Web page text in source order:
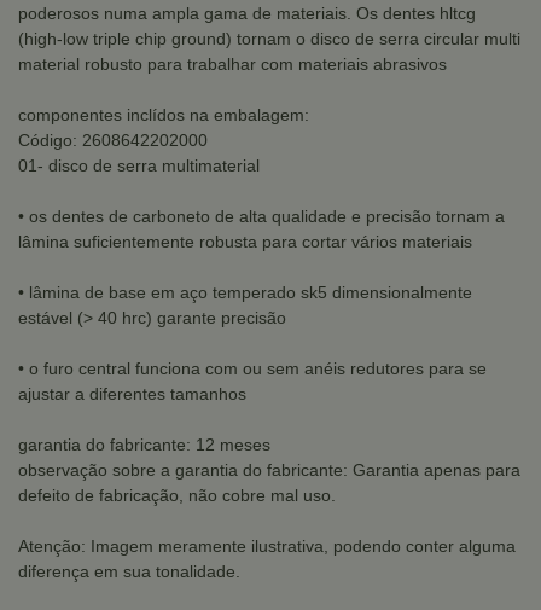
poderosos numa ampla gama de materiais. Os dentes hltcg
(high-low triple chip ground) tornam o disco de serra circular multi
material robusto para trabalhar com materiais abrasivos
componentes inclídos na embalagem:
Código: 2608642202000
01- disco de serra multimaterial
• os dentes de carboneto de alta qualidade e precisão tornam a
lâmina suficientemente robusta para cortar vários materiais
• lâmina de base em aço temperado sk5 dimensionalmente
estável (> 40 hrc) garante precisão
• o furo central funciona com ou sem anéis redutores para se
ajustar a diferentes tamanhos
garantia do fabricante: 12 meses
observação sobre a garantia do fabricante: Garantia apenas para
defeito de fabricação, não cobre mal uso.
Atenção: Imagem meramente ilustrativa, podendo conter alguma
diferença em sua tonalidade.